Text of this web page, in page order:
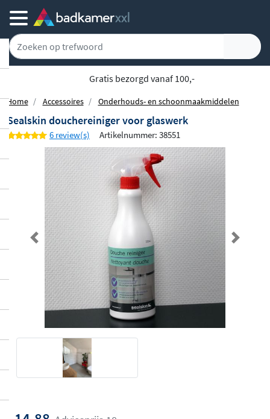
Gratis bezorgd vanaf 100,-
Home Accessoires Onderhouds- en schoonmaakmiddelen
Sealskin douchereiniger voor glaswerk
6 review(s) Artikelnummer: 38551
Previous Next